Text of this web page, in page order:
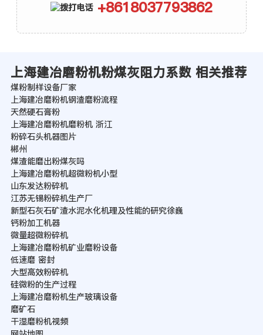
+8618037793862
上海建冶磨粉机粉煤灰阻力系数 相关推荐
煤粉制样设备厂家
上海建冶磨粉机钢渣磨粉流程
天然硬石膏粉
上海建冶磨粉机磨粉机 浙江
粉碎石头机器图片
郴州
煤渣能磨出粉煤灰吗
上海建冶磨粉机超微粉机小型
山东发达粉碎机
江苏无锡粉碎机生产厂
新型石灰石矿渣水泥水化机理及性能的研究徐巍
钙粉加工机器
微量超微粉碎机
上海建冶磨粉机矿业磨粉设备
低速磨 密封
大型高效粉碎机
硅微粉的生产过程
上海建冶磨粉机生产玻璃设备
磨矿石
干湿磨粉机视频